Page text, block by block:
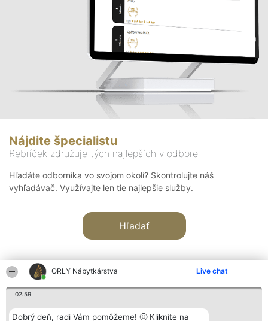
ORLY Nábytkárstva Live chat
02:59
Dobrý deň, radi Vám pomôžeme! 🙂 Kliknite na
Nájdite špecialistu
Rebríček združuje tých najlepších v odbore
Hľadáte odborníka vo svojom okolí? Skontrolujte náš
vyhľadávač. Využívajte len tie najlepšie služby.
Hľadať
Organizátor hodnotenia Hodnotenie Kontakt